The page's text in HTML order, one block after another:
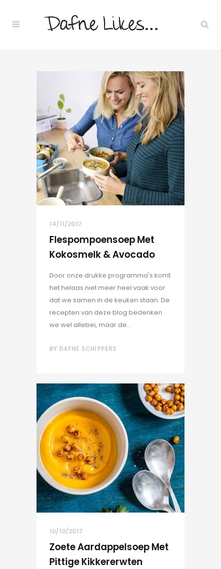
14/11/2017
Flespompoensoep Met
Kokosmelk & Avocado
Door onze drukke programma's komt
het helaas niet meer heel vaak voor
dat we samen in de keuken staan. De
recepten van deze blog bedenken
we wel allebei, maar de...
BY DAFNE SCHIPPERS
10/10/2017
Zoete Aardappelsoep Met
Pittige Kikkererwten